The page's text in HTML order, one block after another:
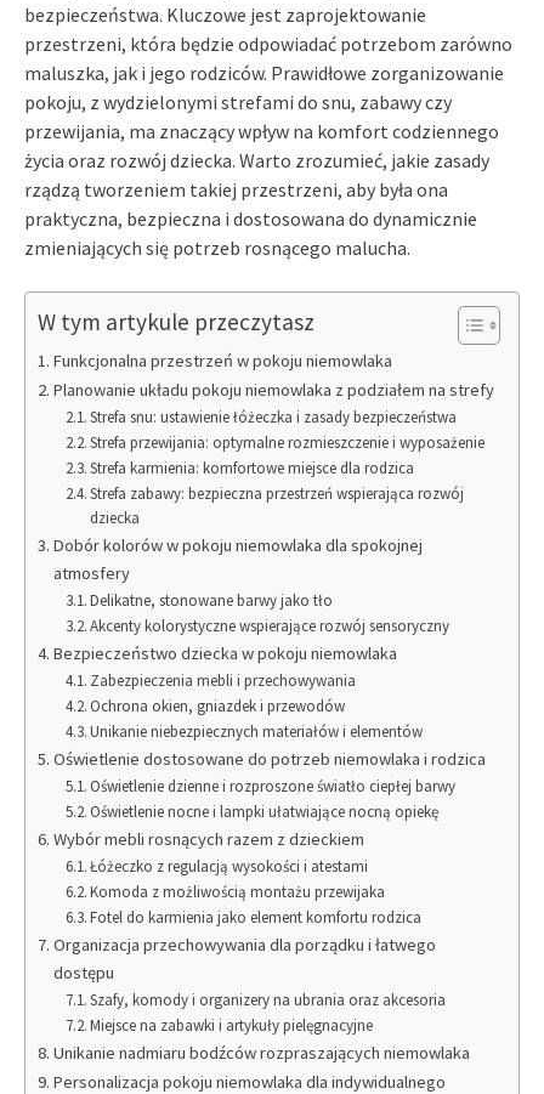
bezpieczeństwa. Kluczowe jest zaprojektowanie
przestrzeni, która będzie odpowiadać potrzebom zarówno
maluszka, jak i jego rodziców. Prawidłowe zorganizowanie
pokoju, z wydzielonymi strefami do snu, zabawy czy
przewijania, ma znaczący wpływ na komfort codziennego
życia oraz rozwój dziecka. Warto zrozumieć, jakie zasady
rządzą tworzeniem takiej przestrzeni, aby była ona
praktyczna, bezpieczna i dostosowana do dynamicznie
zmieniających się potrzeb rosnącego malucha.
W tym artykule przeczytasz
Funkcjonalna przestrzeń w pokoju niemowlaka
Planowanie układu pokoju niemowlaka z podziałem na strefy
Strefa snu: ustawienie łóżeczka i zasady bezpieczeństwa
Strefa przewijania: optymalne rozmieszczenie i wyposażenie
Strefa karmienia: komfortowe miejsce dla rodzica
Strefa zabawy: bezpieczna przestrzeń wspierająca rozwój
dziecka
Dobór kolorów w pokoju niemowlaka dla spokojnej
atmosfery
Delikatne, stonowane barwy jako tło
Akcenty kolorystyczne wspierające rozwój sensoryczny
Bezpieczeństwo dziecka w pokoju niemowlaka
Zabezpieczenia mebli i przechowywania
Ochrona okien, gniazdek i przewodów
Unikanie niebezpiecznych materiałów i elementów
Oświetlenie dostosowane do potrzeb niemowlaka i rodzica
Oświetlenie dzienne i rozproszone światło ciepłej barwy
Oświetlenie nocne i lampki ułatwiające nocną opiekę
Wybór mebli rosnących razem z dzieckiem
Łóżeczko z regulacją wysokości i atestami
Komoda z możliwością montażu przewijaka
Fotel do karmienia jako element komfortu rodzica
Organizacja przechowywania dla porządku i łatwego
dostępu
Szafy, komody i organizery na ubrania oraz akcesoria
Miejsce na zabawki i artykuły pielęgnacyjne
Unikanie nadmiaru bodźców rozpraszających niemowlaka
Personalizacja pokoju niemowlaka dla indywidualnego